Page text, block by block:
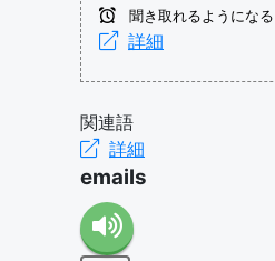
聞き取れるようになる
詳細
関連語
詳細
emails